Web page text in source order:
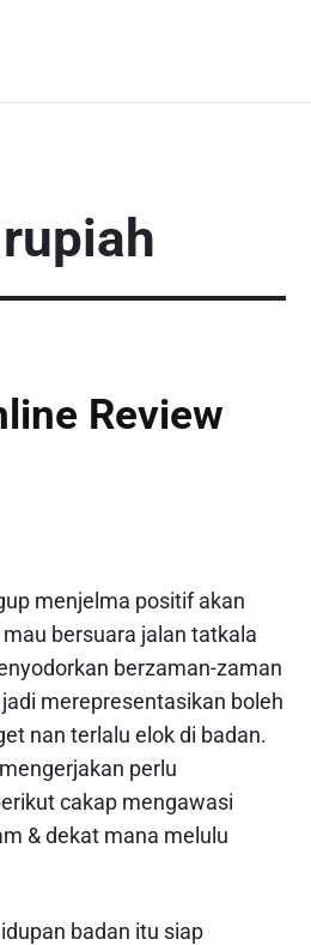
Review
menjelma positif akan
bersuara jalan tatkala
berzaman-zaman
merepresentasikan boleh
nan terlalu elok di badan.
perlu
cakap mengawasi
& dekat mana melulu
badan itu siap